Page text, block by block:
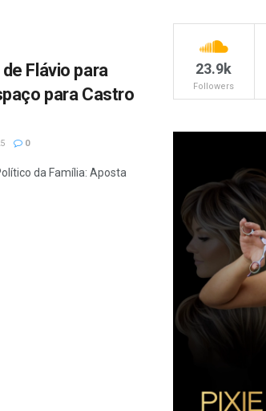
Flávio para
para Castro
0
da Família: Aposta
23.9k
Followers